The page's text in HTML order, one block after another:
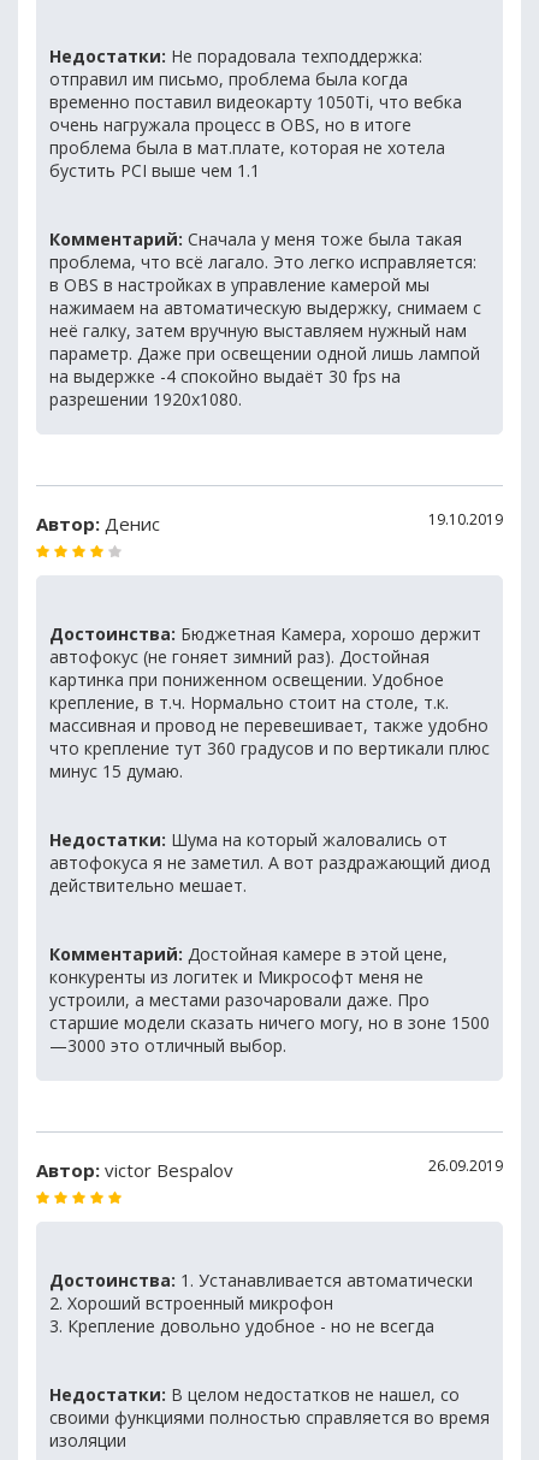
Недостатки: Не порадовала техподдержка:
отправил им письмо, проблема была когда
временно поставил видеокарту 1050Ti, что вебка
очень нагружала процесс в OBS, но в итоге
проблема была в мат.плате, которая не хотела
бустить PCI выше чем 1.1
Комментарий: Сначала у меня тоже была такая
проблема, что всё лагало. Это легко исправляется:
в OBS в настройках в управление камерой мы
нажимаем на автоматическую выдержку, снимаем с
неё галку, затем вручную выставляем нужный нам
параметр. Даже при освещении одной лишь лампой
на выдержке -4 спокойно выдаёт 30 fps на
разрешении 1920х1080.
Автор: Денис 19.10.2019
Достоинства: Бюджетная Камера, хорошо держит
автофокус (не гоняет зимний раз). Достойная
картинка при пониженном освещении. Удобное
крепление, в т.ч. Нормально стоит на столе, т.к.
массивная и провод не перевешивает, также удобно
что крепление тут 360 градусов и по вертикали плюс
минус 15 думаю.
Недостатки: Шума на который жаловались от
автофокуса я не заметил. А вот раздражающий диод
действительно мешает.
Комментарий: Достойная камере в этой цене,
конкуренты из логитек и Микрософт меня не
устроили, а местами разочаровали даже. Про
старшие модели сказать ничего могу, но в зоне 1500
—3000 это отличный выбор.
Автор: victor Bespalov 26.09.2019
Достоинства: 1. Устанавливается автоматически
2. Хороший встроенный микрофон
3. Крепление довольно удобное - но не всегда
Недостатки: В целом недостатков не нашел, со
своими функциями полностью справляется во время
изоляции